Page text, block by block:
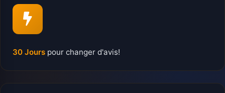
30 Jours pour changer d'avis!